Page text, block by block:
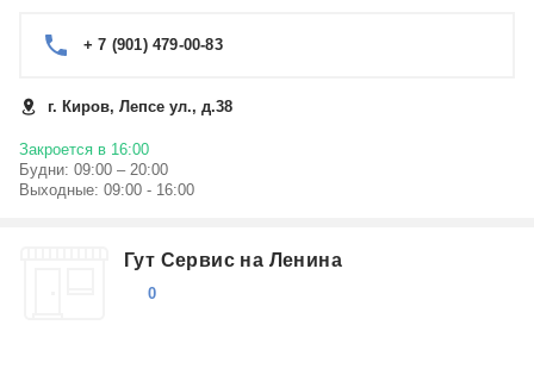
+ 7 (901) 479-00-83
г. Киров, Лепсе ул., д.38
Закроется в 16:00
Будни: 09:00 – 20:00
Выходные: 09:00 - 16:00
Гут Сервис на Ленина
0